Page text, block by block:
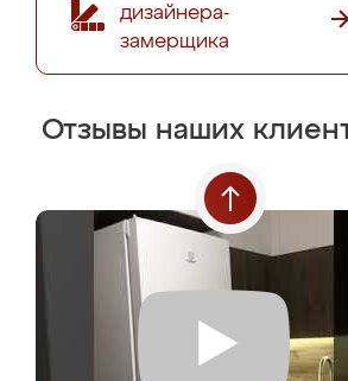
дизайнера-
замерщика
Отзывы наших